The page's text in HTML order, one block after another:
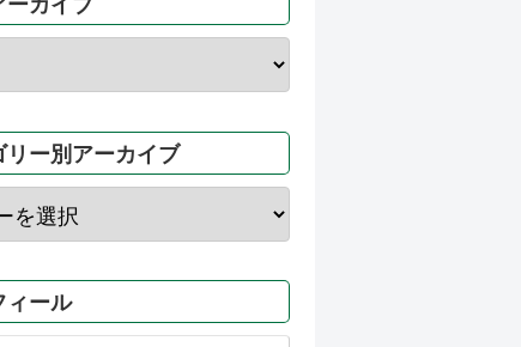
ーカイブ
リー別アーカイブ
ィール